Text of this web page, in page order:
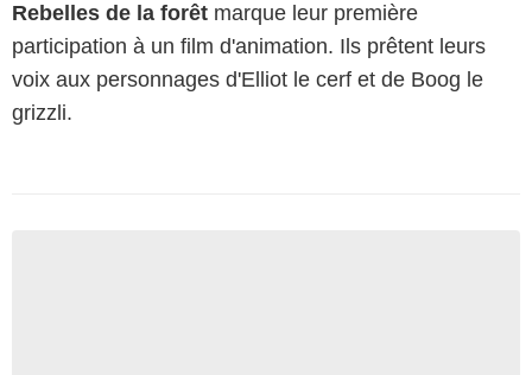
Rebelles de la forêt marque leur première
participation à un film d'animation. Ils prêtent leurs
voix aux personnages d'Elliot le cerf et de Boog le
grizzli.